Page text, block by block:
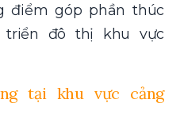
điểm góp phần thúc
đô thị khu vực
tại khu vực cảng